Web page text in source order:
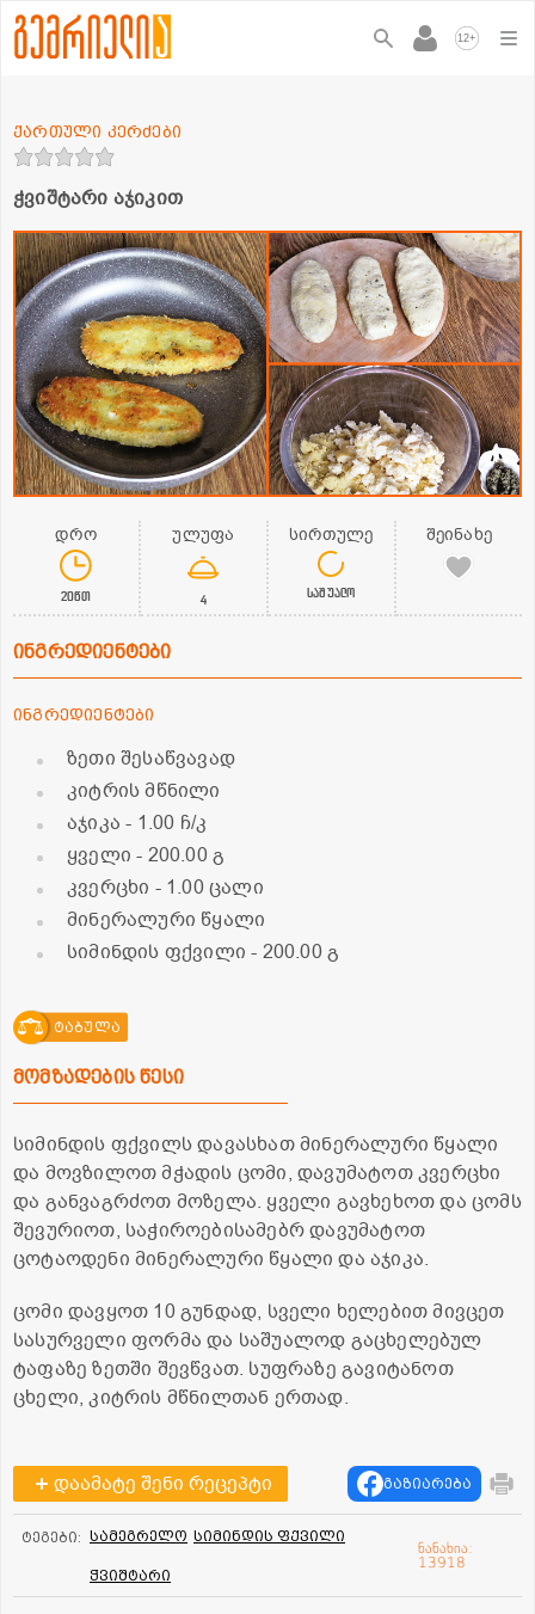
12+
ჭვიშტარი აჯიკით
ქართული კერძები
დრო
20წთ
ულუფა
4
სირთულე
საშუალო
შეინახე
ინგრედიენტები
ინგრედიენტები
ზეთი შესაწვავად
კიტრის მწნილი
აჯიკა- 1.00 ჩ/კ
ყველი- 200.00 გ
კვერცხი - 1.00 ცალი
მინერალური წყალი
სიმინდის ფქვილი- 200.00 გ
ტაბულა
მომზადების წესი
სიმინდის ფქვილს დავასხათ მინერალური წყალი
და მოვზილოთ მჭადის ცომი, დავუმატოთ კვერცხი
და განვაგრძოთ მოზელა. ყველი გავხეხოთ და ცომს
შევურიოთ, საჭიროებისამებრ დავუმატოთ
ცოტაოდენი მინერალური წყალი და აჯიკა.
ცომი დავყოთ 10 გუნდად, სველი ხელებით მივცეთ
სასურველი ფორმა და საშუალოდ გაცხელებულ
ტაფაზე ზეთში შევწვათ. სუფრაზე გავიტანოთ
ცხელი, კიტრის მწნილთან ერთად.
დაამატე შენი რეცეპტი გაზიარება
ტეგები: სამეგრელო სიმინდის ფქვილი
ჭვიშტარი
ნანახია:
13918